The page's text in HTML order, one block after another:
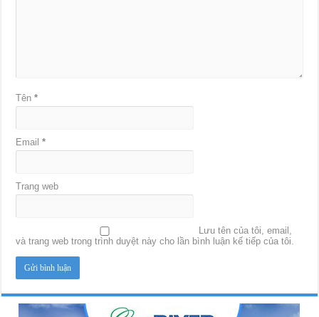
Tên*
Email*
Trang web
Lưu tên của tôi, email,
và trang web trong trình duyệt này cho lần bình luận kế tiếp của tôi.